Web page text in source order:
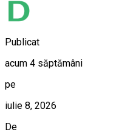
Publicat
acum 4 săptămâni
pe
iulie 8, 2026
De